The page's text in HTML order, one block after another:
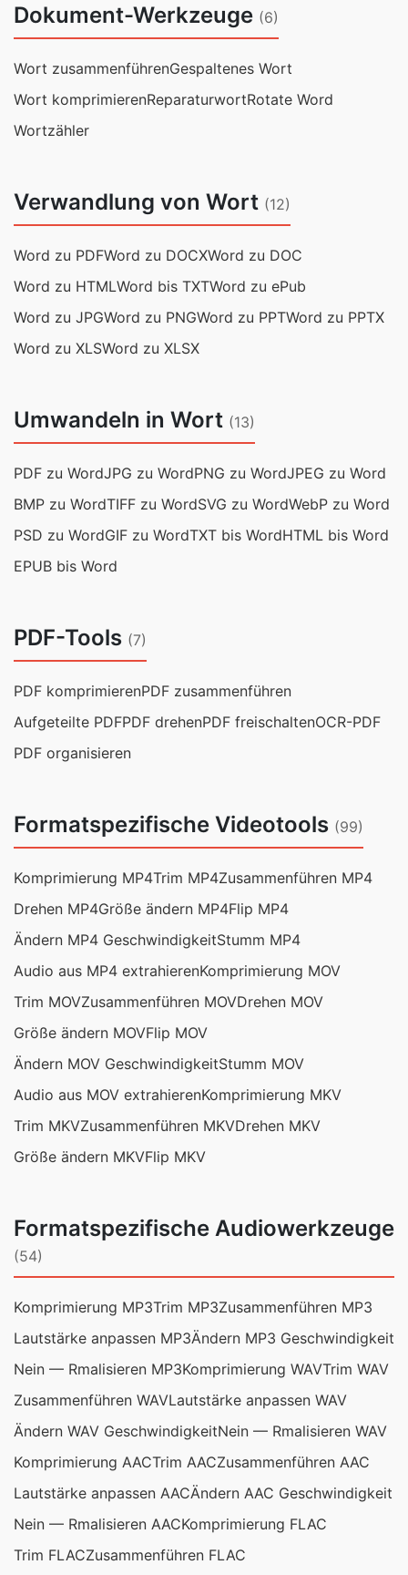
Dokument-Werkzeuge (6)
Wort zusammenführenGespaltenes Wort
Wort komprimierenReparaturwortRotate Word
Wortzähler
Verwandlung von Wort (12)
Word zu PDFWord zu DOCXWord zu DOC
Word zu HTMLWord bis TXTWord zu ePub
Word zu JPGWord zu PNGWord zu PPTWord zu PPTX
Word zu XLSWord zu XLSX
Umwandeln in Wort (13)
PDF zu WordJPG zu WordPNG zu WordJPEG zu Word
BMP zu WordTIFF zu WordSVG zu WordWebP zu Word
PSD zu WordGIF zu WordTXT bis WordHTML bis Word
EPUB bis Word
PDF-Tools (7)
PDF komprimierenPDF zusammenführen
Aufgeteilte PDFPDF drehenPDF freischaltenOCR-PDF
PDF organisieren
Formatspezifische Videotools (99)
Komprimierung MP4Trim MP4Zusammenführen MP4
Drehen MP4Größe ändern MP4Flip MP4
Ändern MP4 GeschwindigkeitStumm MP4
Audio aus MP4 extrahierenKomprimierung MOV
Trim MOVZusammenführen MOVDrehen MOV
Größe ändern MOVFlip MOV
Ändern MOV GeschwindigkeitStumm MOV
Audio aus MOV extrahierenKomprimierung MKV
Trim MKVZusammenführen MKVDrehen MKV
Größe ändern MKVFlip MKV
Formatspezifische Audiowerkzeuge
(54)
Komprimierung MP3Trim MP3Zusammenführen MP3
Lautstärke anpassen MP3Ändern MP3 Geschwindigkeit
Nein — Rmalisieren MP3Komprimierung WAVTrim WAV
Zusammenführen WAVLautstärke anpassen WAV
Ändern WAV GeschwindigkeitNein — Rmalisieren WAV
Komprimierung AACTrim AACZusammenführen AAC
Lautstärke anpassen AACÄndern AAC Geschwindigkeit
Nein — Rmalisieren AACKomprimierung FLAC
Trim FLACZusammenführen FLAC